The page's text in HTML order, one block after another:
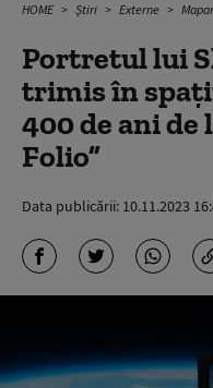
HOME Știri Externe
Portretul lui
trimis în
400 de ani de
Folio”
Data publicării: 10.11.2023